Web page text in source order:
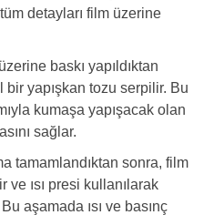
detayları film üzerine
baskı yapıldıktan
yapışkan tozu serpilir. Bu
kumaşa yapışacak olan
sağlar.
tamamlandıktan sonra, film
ısı presi kullanılarak
aşamada ısı ve basınç